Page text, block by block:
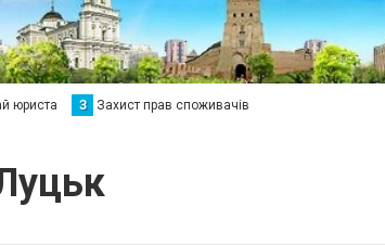
юриста З Захист прав споживачів